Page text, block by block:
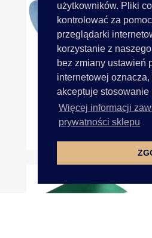
użytkowników. Pliki
kontrolować za
przeglądarki
korzystanie z
bez zmiany ustawień
internetowej
akceptuje stosowanie
Więcej informacji
prywatności sklepu